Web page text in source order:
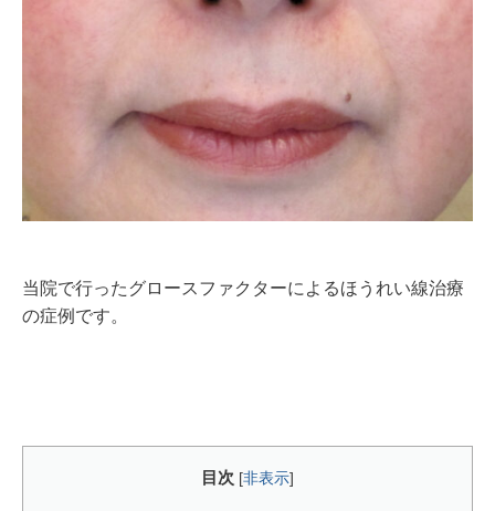
当院で行ったグロースファクターによるほうれい線治療
の症例です。
目次 [非表示]